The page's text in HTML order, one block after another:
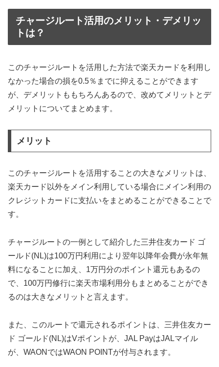
チャージルート活用のメリット・デメリッ
トは？
このチャージルートを活用した方法で楽天カードを利用し
なかった場合の損を0.5％までに抑えることができます
が、デメリットももちろんあるので、改めてメリットとデ
メリットについてまとめます。
メリット
このチャージルートを活用することの大きなメリットは、
楽天カード以外をメイン利用している場合にメイン利用の
クレジットカードに支払いをまとめることができることで
す。
チャージルートの一例として紹介した三井住友カード ゴ
ールド(NL)は100万円利用により翌年以降年会費が永年無
料になることに加え、1万円分のポイント還元もあるの
で、100万円修行に楽天市場利用分もまとめることができ
るのは大きなメリットと言えます。
また、このルートで還元されるポイントは、三井住友カー
ド ゴールド(NL)はVポイントが、JAL PayはJALマイル
が、WAONではWAON POINTが付与されます。